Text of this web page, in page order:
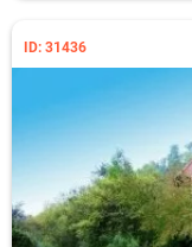
ID: 31436